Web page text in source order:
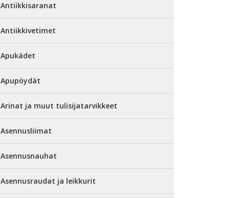
Antiikkisaranat
Antiikkivetimet
Apukädet
Apupöydät
Arinat ja muut tulisijatarvikkeet
Asennusliimat
Asennusnauhat
Asennusraudat ja leikkurit